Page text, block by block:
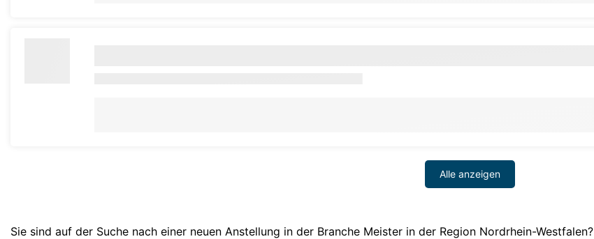
Alle anzeigen
Sie sind auf der Suche nach einer neuen Anstellung in der Branche Meister in der Region Nordrhein-Westfalen?